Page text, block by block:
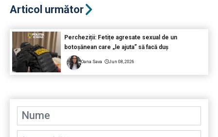
Articol următor
Percheziții: Fetițe agresate sexual de un
botoșănean care „le ajuta” să facă duș
Oana Sava Jun 08, 2026